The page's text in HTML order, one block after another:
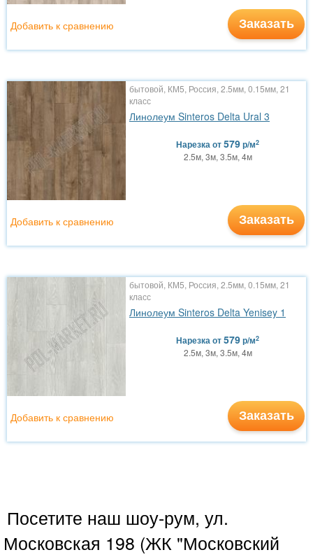
Заказать
Добавить к сравнению
бытовой, КМ5, Россия, 2.5мм, 0.15мм, 21
класс
Линолеум Sinteros Delta Ural 3
Нарезкаот579р/м2
2.5м, 3м, 3.5м, 4м
Заказать
Добавить к сравнению
бытовой, КМ5, Россия, 2.5мм, 0.15мм, 21
класс
Линолеум Sinteros Delta Yenisey 1
Нарезкаот579р/м2
2.5м, 3м, 3.5м, 4м
Заказать
Добавить к сравнению
Посетите наш шоу-рум, ул.
Московская 198 (ЖК "Московский